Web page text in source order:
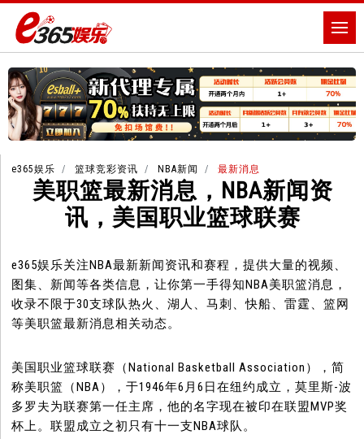
e365娱乐 篮球竞彩资讯 NBA新闻 最新消息
美职篮最新消息，NBA新闻资
讯，美国职业篮球联赛
e365娱乐关注NBA最新新闻资讯和赛程，提供大量的视频、
图集、新闻等各类信息，让你第一手得知NBA美职篮消息，
收录不限于30支球队热火、湖人、马刺、快船、雷霆、篮网
等美职篮最新消息相关动态。
美国职业篮球联赛（National Basketball Association），简
称美职篮（NBA），于1946年6月6日在纽约成立，莫里斯-波
多罗夫为联赛第一任主席，他的名字现在被印在联盟MVP奖
杯上。联盟成立之初只有十一支NBA球队。